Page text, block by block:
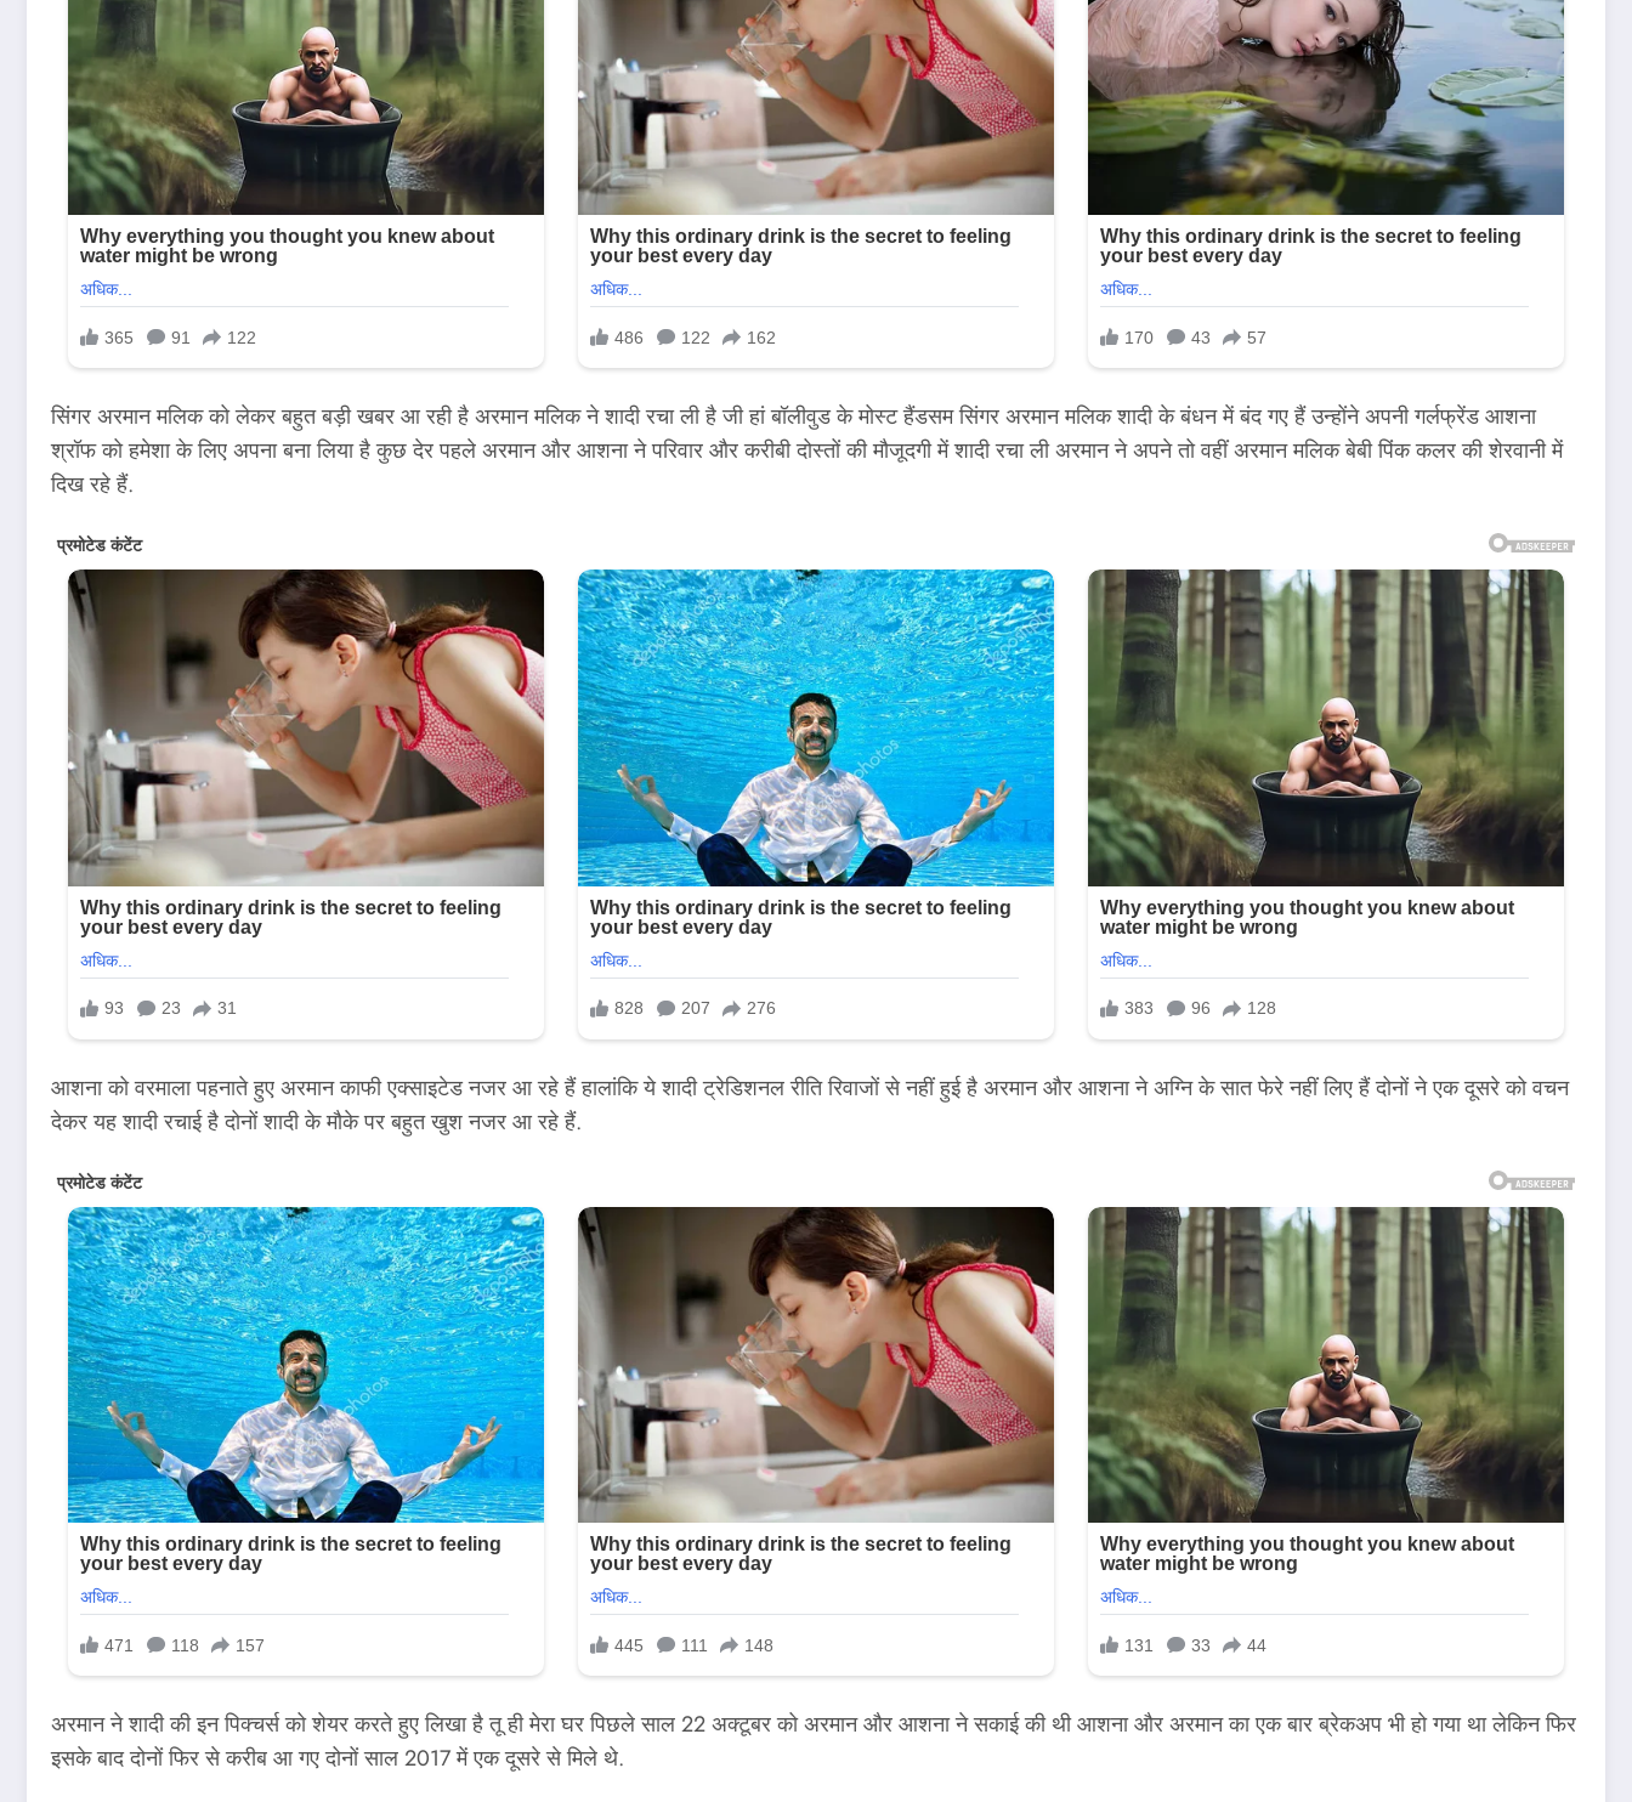
सिंगर अरमान मलिक को लेकर बहुत बड़ी खबर आ रही है अरमान मलिक ने शादी रचा ली है जी हां बॉलीवुड के मोस्ट हैंडसम सिंगर अरमान मलिक शादी के बंधन में बंद गए हैं उन्होंने अपनी गर्लफ्रेंड आशना
श्रॉफ को हमेशा के लिए अपना बना लिया है कुछ देर पहले अरमान और आशना ने परिवार और करीबी दोस्तों की मौजूदगी में शादी रचा ली अरमान ने अपने तो वहीं अरमान मलिक बेबी पिंक कलर की शेरवानी में
दिख रहे हैं.
आशना को वरमाला पहनाते हुए अरमान काफी एक्साइटेड नजर आ रहे हैं हालांकि ये शादी ट्रेडिशनल रीति रिवाजों से नहीं हुई है अरमान और आशना ने अग्नि के सात फेरे नहीं लिए हैं दोनों ने एक दूसरे को वचन
देकर यह शादी रचाई है दोनों शादी के मौके पर बहुत खुश नजर आ रहे हैं.
अरमान ने शादी की इन पिक्चर्स को शेयर करते हुए लिखा है तू ही मेरा घर पिछले साल 22 अक्टूबर को अरमान और आशना ने सकाई की थी आशना और अरमान का एक बार ब्रेकअप भी हो गया था लेकिन फिर
इसके बाद दोनों फिर से करीब आ गए दोनों साल 2017 में एक दूसरे से मिले थे.